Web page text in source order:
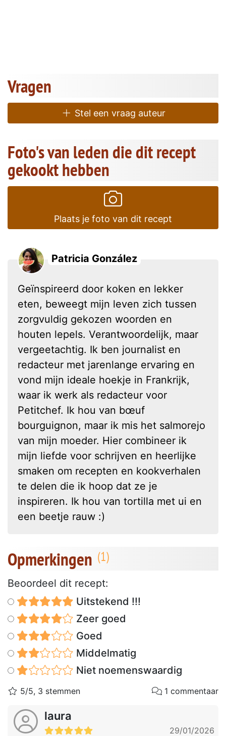
Vragen
Stel een vraag auteur
Foto's van leden die dit recept
gekookt hebben
Plaats je foto van dit recept
Patricia González
Geïnspireerd door koken en lekker
eten, beweegt mijn leven zich tussen
zorgvuldig gekozen woorden en
houten lepels. Verantwoordelijk, maar
vergeetachtig. Ik ben journalist en
redacteur met jarenlange ervaring en
vond mijn ideale hoekje in Frankrijk,
waar ik werk als redacteur voor
Petitchef. Ik hou van bœuf
bourguignon, maar ik mis het salmorejo
van mijn moeder. Hier combineer ik
mijn liefde voor schrijven en heerlijke
smaken om recepten en kookverhalen
te delen die ik hoop dat ze je
inspireren. Ik hou van tortilla met ui en
een beetje rauw :)
Opmerkingen
Beoordeel dit recept:
Uitstekend !!!
Zeer goed
Goed
Middelmatig
Niet noemenswaardig
5/5, 3 stemmen 1 commentaar
laura
29/01/2026